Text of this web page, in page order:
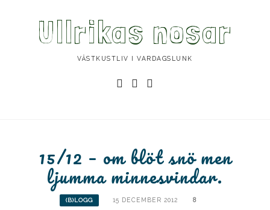
Ullrikas nosar
VÄSTKUSTLIV I VARDAGSLUNK
Instagram
Facebook
15/12 – om blöt snö men
ljumma minnesvindar.
(B)LOGG 15 DECEMBER 2012 8